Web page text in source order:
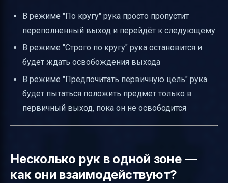
В режиме "По кругу" рука просто пропустит
переполненный выход и перейдёт к следующему
В режиме "Строго по кругу" рука остановится и
будет ждать освобождения выхода
В режиме "Предпочитать первичную цель" рука
будет пытаться положить предмет только в
первичный выход, пока он не освободится
Несколько рук в одной зоне —
как они взаимодействуют?